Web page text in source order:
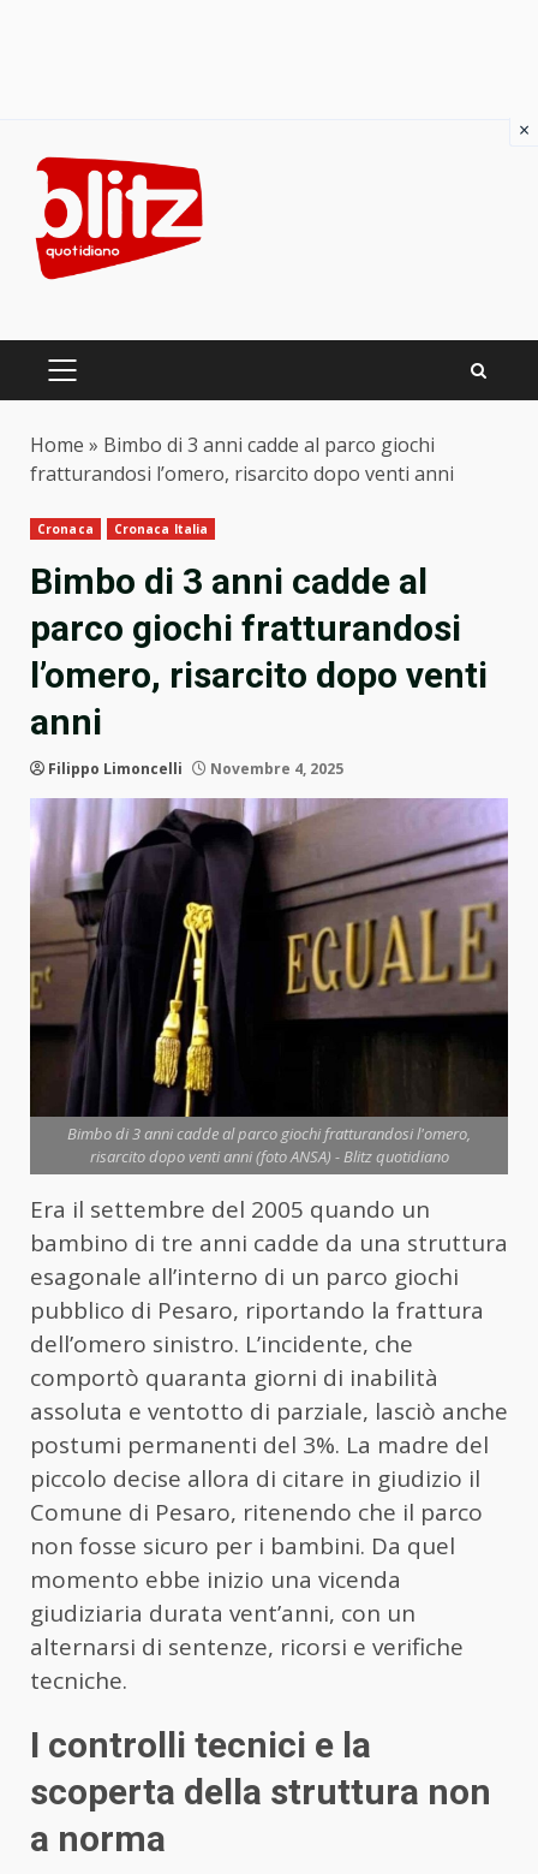
content
PRIMARY
Home » Bimbo di 3 anni cadde al parco giochi
fratturandosi l’omero, risarcito dopo venti anni
Cronaca Cronaca Italia
Bimbo di 3 anni cadde al
parco giochi fratturandosi
l’omero, risarcito dopo venti
anni
Filippo Limoncelli Novembre 4, 2025
Bimbo di 3 anni cadde al parco giochi fratturandosi l'omero,
risarcito dopo venti anni (foto ANSA) - Blitz quotidiano
Era il settembre del 2005 quando un
bambino di tre anni cadde da una struttura
esagonale all’interno di un parco giochi
pubblico di Pesaro, riportando la frattura
dell’omero sinistro. L’incidente, che
comportò quaranta giorni di inabilità
assoluta e ventotto di parziale, lasciò anche
postumi permanenti del 3%. La madre del
piccolo decise allora di citare in giudizio il
Comune di Pesaro, ritenendo che il parco
non fosse sicuro per i bambini. Da quel
momento ebbe inizio una vicenda
giudiziaria durata vent’anni, con un
alternarsi di sentenze, ricorsi e verifiche
tecniche.
I controlli tecnici e la
scoperta della struttura non
a norma
×